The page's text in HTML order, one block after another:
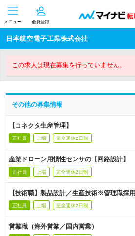
メニュー 会員登録
日本航空電子工業株式会社
この求人は現在募集を行っていません。
その他の募集情報
【コネクタ生産管理】
正社員 上場 完全週休2日制
産業ドローン用慣性センサの【回路設計】
正社員 上場 完全週休2日制
【技術職】製品設計／生産技術※管理職採用
正社員 上場 完全週休2日制
営業職（海外営業／国内営業）